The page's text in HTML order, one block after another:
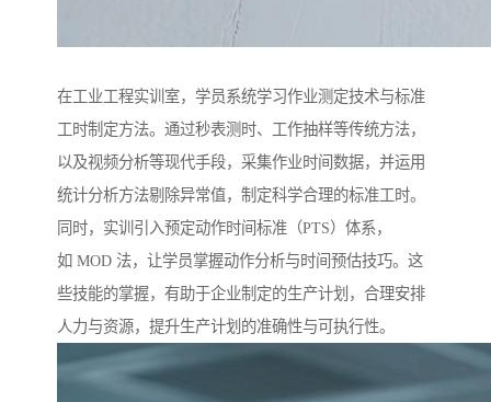
在工业工程实训室，学员系统学习作业测定技术与标准
工时制定方法。通过秒表测时、工作抽样等传统方法，
以及视频分析等现代手段，采集作业时间数据，并运用
统计分析方法剔除异常值，制定科学合理的标准工时。
同时，实训引入预定动作时间标准（PTS）体系，
如 MOD 法，让学员掌握动作分析与时间预估技巧。这
些技能的掌握，有助于企业制定的生产计划，合理安排
人力与资源，提升生产计划的准确性与可执行性。​